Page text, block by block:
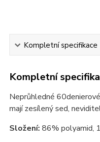
Kompletní specifikace
Kompletní
Neprůhledné
mají zesílený sed,
Složení: 86% polyamid,